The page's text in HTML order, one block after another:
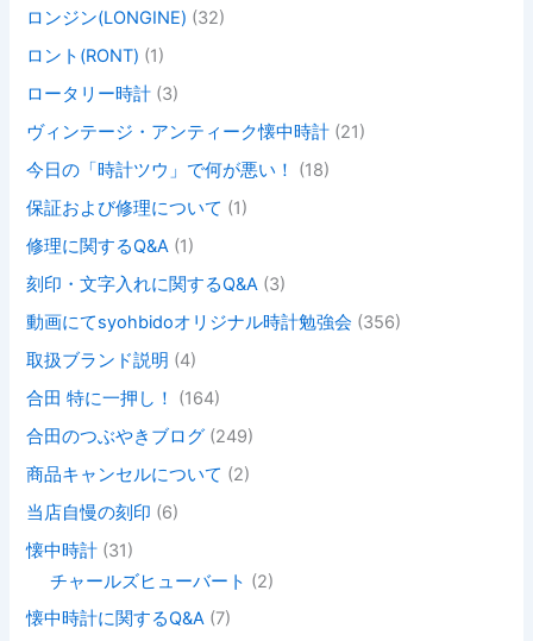
ロンジン(LONGINE) (32)
ロント(RONT) (1)
ロータリー時計 (3)
ヴィンテージ・アンティーク懐中時計 (21)
今日の「時計ツウ」で何が悪い！
(18)
保証および修理について (1)
修理に関するQ&A (1)
刻印・文字入れに関するQ&A (3)
動画にてsyohbidoオリジナル時計勉強会 (356)
取扱ブランド説明 (4)
合田 特に一押し！
(164)
合田のつぶやきブログ (249)
商品キャンセルについて (2)
当店自慢の刻印 (6)
懐中時計 (31)
チャールズヒューバート (2)
懐中時計に関するQ&A (7)